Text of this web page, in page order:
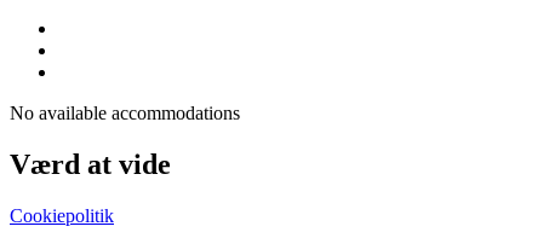
No available accommodations
Værd at vide
Cookiepolitik